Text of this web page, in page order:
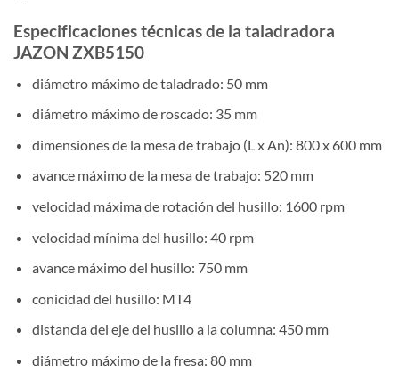
Especificaciones técnicas de la taladradora
JAZON ZXB5150
diámetro máximo de taladrado: 50 mm
diámetro máximo de roscado: 35 mm
dimensiones de la mesa de trabajo (L x An): 800 x 600 mm
avance máximo de la mesa de trabajo: 520 mm
velocidad máxima de rotación del husillo: 1600 rpm
velocidad mínima del husillo: 40 rpm
avance máximo del husillo: 750 mm
conicidad del husillo: MT4
distancia del eje del husillo a la columna: 450 mm
diámetro máximo de la fresa: 80 mm